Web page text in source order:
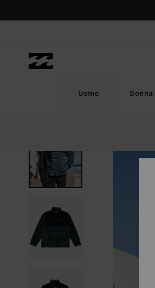
prodotto
Uomo Donna